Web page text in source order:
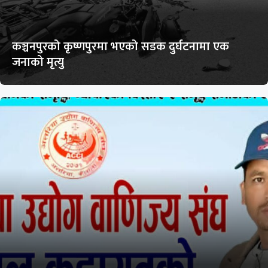
कञ्चनपुरको कृष्णपुरमा भएको सडक दुर्घटनामा एक
जनाको मृत्यु